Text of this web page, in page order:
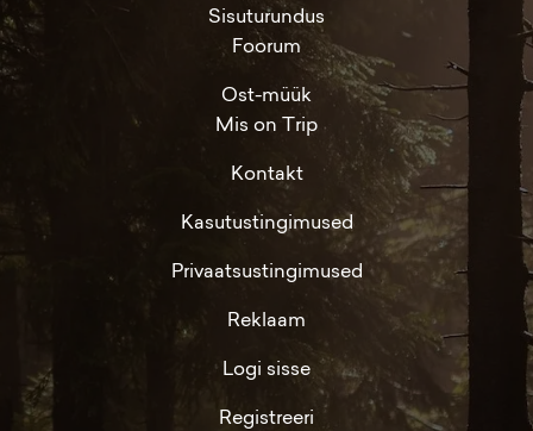
Sisuturundus
Foorum
Ost-müük
Mis on Trip
Kontakt
Kasutustingimused
Privaatsustingimused
Reklaam
Logi sisse
Registreeri